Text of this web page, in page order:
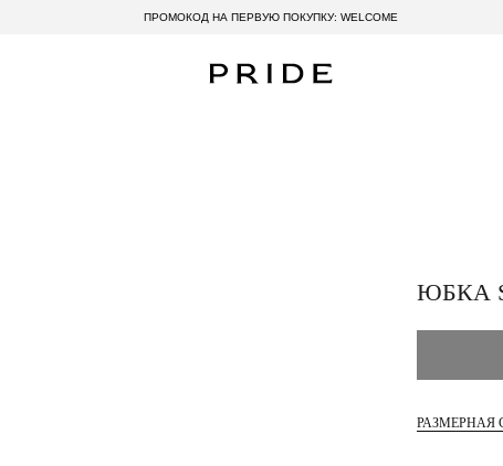
ПРОМОКОД НА ПЕРВУЮ ПОКУПКУ: WELCOME
ЮБКА
РАЗМЕРНАЯ